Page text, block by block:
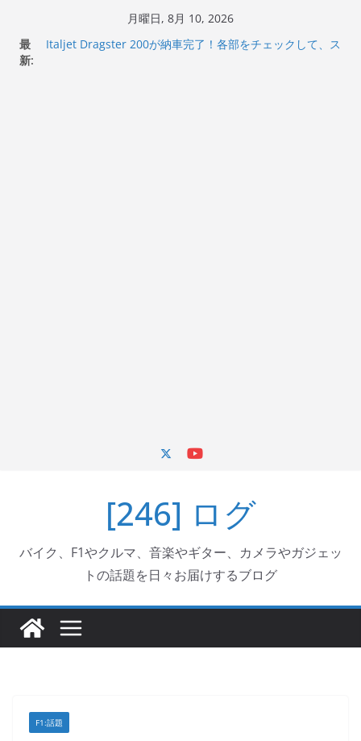
月曜日, 8月 10, 2026
最
新:
Italjet Dragster 200が納車完了！各部をチェックして、ス
[246] ログ
バイク、F1やクルマ、音楽やギター、カメラやガジェッ
トの話題を日々お届けするブログ
F1:話題